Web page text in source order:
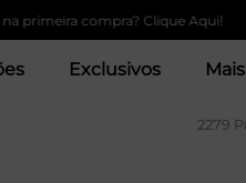
compra? Clique Aqui! | 5%
Exclusivos
2279